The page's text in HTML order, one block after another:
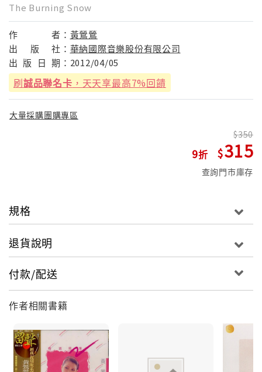
The Burning Snow
作 者： 黃鶯鶯
出
版 社： 華納國際音樂股份有限公司
出 版 日 期： 2012/04/05
刷誠品聯名卡 ，天天享最高7%回饋
大量採購團購專區
9
350
315
查詢門市庫存
規格
退貨說明
付款/配送
作者相關書籍